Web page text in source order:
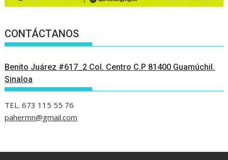
CONTÁCTANOS
Benito Juárez #617_2 Col. Centro C.P 81400 Guamúchil.
Sinaloa
TEL. 673 115 55 76
pahermn@gmail.com